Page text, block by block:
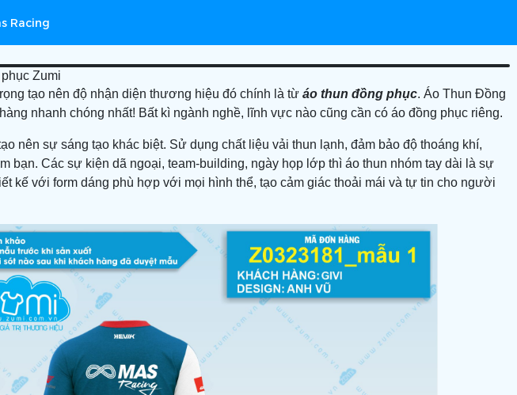
Racing
Zumi
tạo nên độ nhận diện thương hiệu đó chính là từáo thun đồng phục. Áo Thun Đồng
nhanh chóng nhất! Bất kì ngành nghề, lĩnh vực nào cũng cần có áo đồng phục riêng.
nên sự sáng tạo khác biệt. Sử dụng chất liệu vải thun lạnh, đảm bảo độ thoáng khí,
bạn. Các sự kiện dã ngoại, team-building, ngày họp lớp thì áo thun nhóm tay dài là sự
kế với form dáng phù hợp với mọi hình thể, tạo cảm giác thoải mái và tự tin cho người